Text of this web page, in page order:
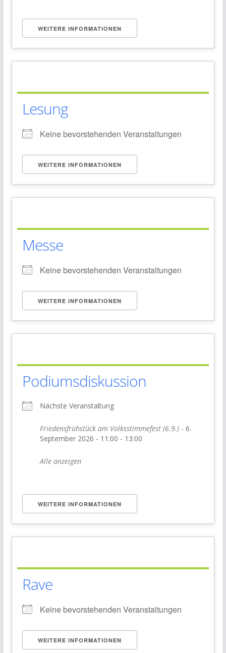
WEITERE INFORMATIONEN
Lesung
Keine bevorstehenden Veranstaltungen
WEITERE INFORMATIONEN
Messe
Keine bevorstehenden Veranstaltungen
WEITERE INFORMATIONEN
Podiumsdiskussion
Nächste Veranstaltung
Friedensfrühstück am Volksstimmefest (6.9.)- 6.
September 2026 - 11:00 - 13:00
Alle anzeigen
WEITERE INFORMATIONEN
Rave
Keine bevorstehenden Veranstaltungen
WEITERE INFORMATIONEN